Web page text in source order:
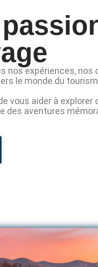
nos expériences, nos
le monde du
vous aider à explorer
des aventures